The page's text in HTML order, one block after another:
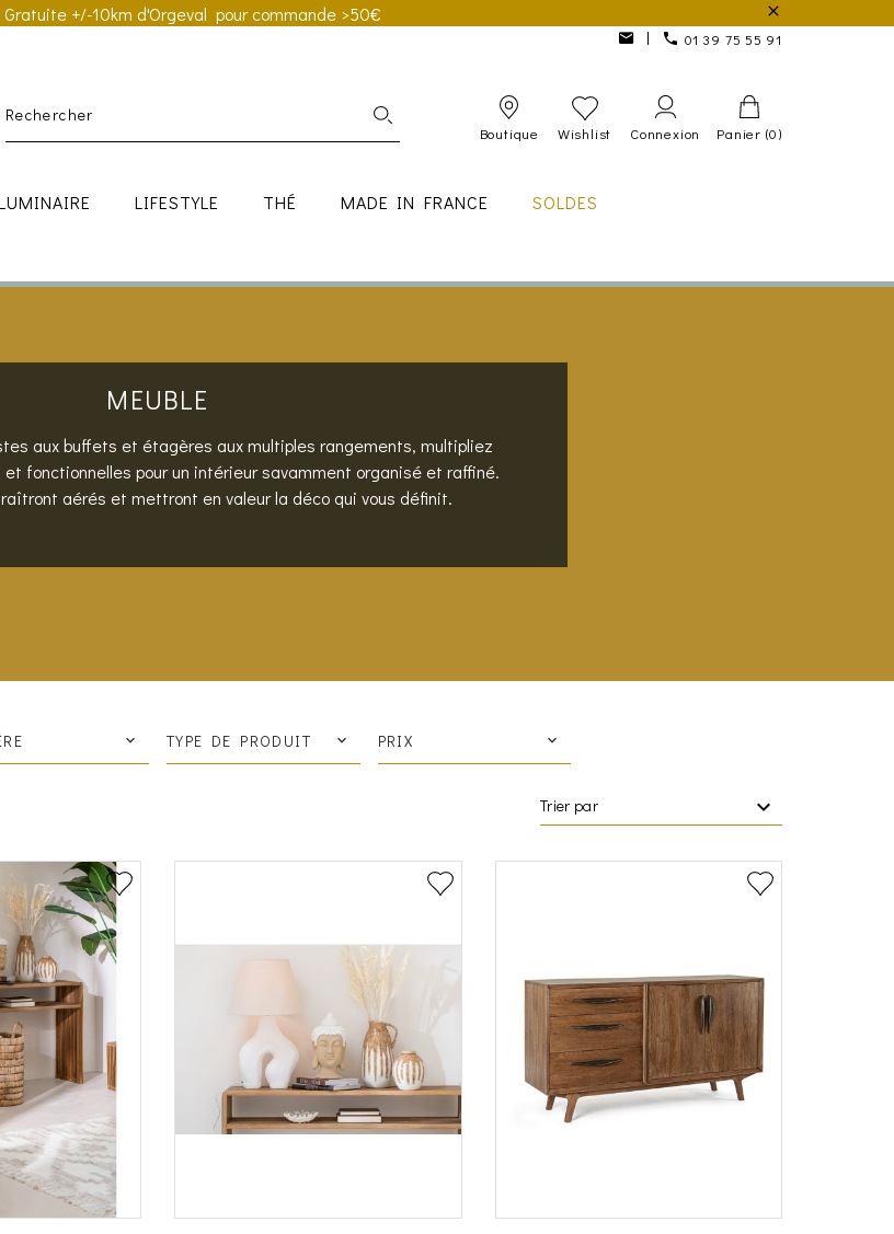
Gratuite +/-10km d'Orgeval pour commande >50€
01 39 75 55 91
Boutique Wishlist Connexion Panier (0)
LIFESTYLE THÉ MADE IN FRANCE SOLDES
MEUBLE
aux buffets et étagères aux multiples rangements, multipliez
fonctionnelles pour un intérieur savamment organisé et raffiné.
aérés et mettront en valeur la déco qui vous définit.
TYPE DE PRODUIT PRIX
Trier par